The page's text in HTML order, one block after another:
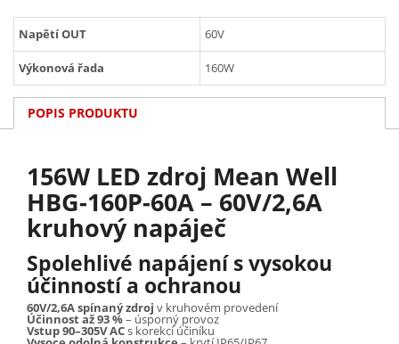
Napětí OUT 60V
Výkonová řada 160W
POPIS PRODUKTU
156W LED zdroj Mean Well
HBG-160P-60A – 60V/2,6A
kruhový napáječ
Spolehlivé napájení s vysokou
účinností a ochranou
60V/2,6A spínaný zdroj v kruhovém provedení
Účinnost až 93 %– úsporný provoz
Vstup 90–305V ACs korekcí účiníku